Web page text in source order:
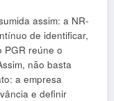
assim: a NR-
de identificar,
PGR reúne o
não basta
a empresa
e definir